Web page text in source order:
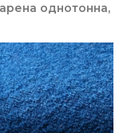
однотонна,